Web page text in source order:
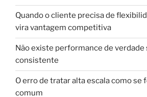
Quando o cliente precisa de
vira vantagem competitiva
Não existe performance de
consistente
O erro de tratar alta escala como se
comum